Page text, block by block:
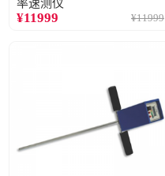
率速测仪
¥11999 ¥11999